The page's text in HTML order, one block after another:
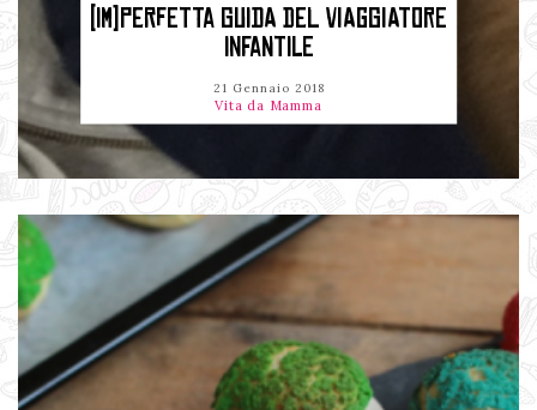
(IM)PERFETTA GUIDA DEL VIAGGIATORE
INFANTILE
21 Gennaio 2018
Vita da Mamma